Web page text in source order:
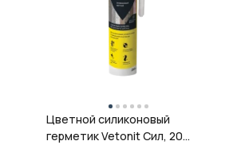
Цветной силиконовый
герметик Vetonit Сил, 20